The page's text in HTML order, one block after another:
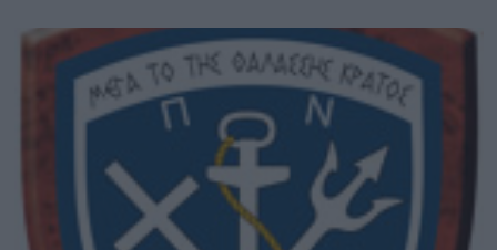
Ενόπλων Δυνάμεων γενικότερα. Στο νέο
ΕΜΠΑΕ διατίθενται 2,1 δισ. ευρώ για τη ναυπήγηση
τριών νέων φρεγατών FREMM έναντι έξι αρχικά που
είχαν συμπεριληφθεί στο εγκεκριμένο από το ΚΥΣΕΑ
Δεκαπενταετές Σχέδιο Εξοπλιστικών Στόχων (ΔΕΣΕΣ)
2006-2020 ως πολύ υψηλής προτεραιότητας
εξοπλιστικό πρόγραμμα. Είναι αυτονόητο ότι η
πάροδος των δύο ετών από την επικύρωση του
ΔΕΣΕΣ μέχρι σήμερα, όχι μόνο δεν έχει επηρεάσει τη